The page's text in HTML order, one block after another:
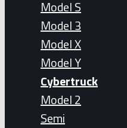
Model S
Model 3
Model X
Model Y
Cybertruck
Model 2
Semi